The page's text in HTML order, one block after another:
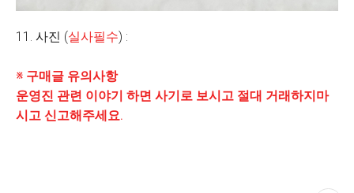
11. 사진 (실사필수) :
※ 구매글 유의사항
운영진 관련 이야기 하면 사기로 보시고 절대 거래하지마
시고 신고해주세요.